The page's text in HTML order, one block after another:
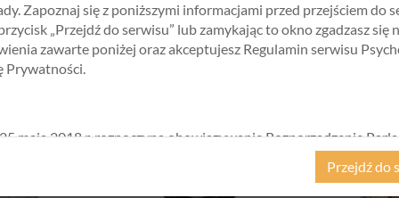
USŁUGĘ, SPECJALISTĘ I
Zapoznaj się z poniższymi informacjami przed przejściem do
„Przejdź do serwisu” lub zamykając to okno zgadzasz się
zawarte poniżej oraz akceptujesz Regulamin serwisu
Prywatności.
maja 2018 r. rozpoczyna obowiązywanie Rozporządzenie
i Rady (UE) 2016/679 z dnia 27 kwietnia 2016 r. w sprawie
w związku z przetwarzaniem danych osobowych i w
Przejdź do